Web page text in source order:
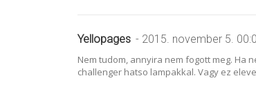
Yellopages - 2015. november 5.
Nem tudom, annyira nem fogott meg. Ha
challenger hatso lampakkal. Vagy ez